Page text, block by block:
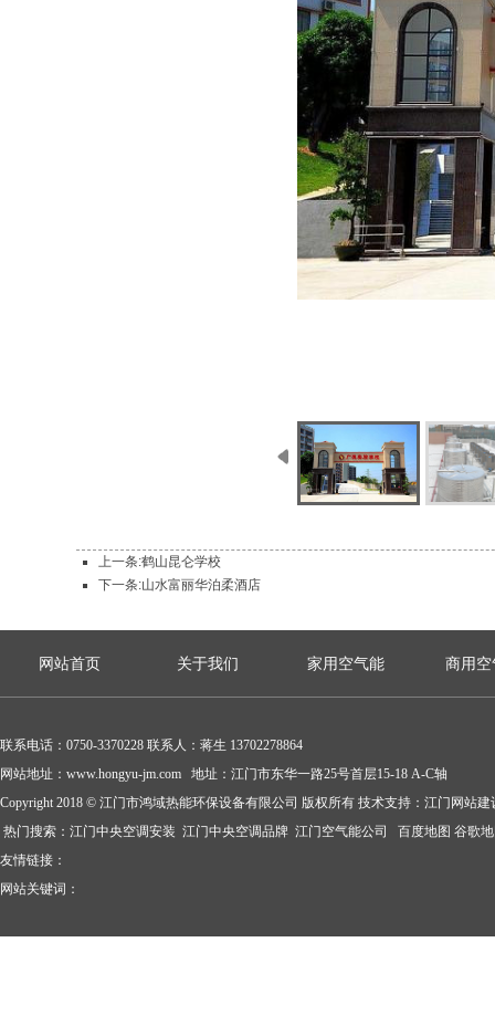
上一条:鹤山昆仑学校
下一条:山水富丽华泊柔酒店
网站首页 关于我们 家用空气能 商用空
联系电话：0750-3370228 联系人：蒋生 13702278864
网站地址： www.hongyu-jm.com 地址：江门市东华一路25号首层15-18 A-C轴
Copyright 2018 © 江门市鸿域热能环保设备有限公司 版权所有 技术支持 ： 江门网站建
热门搜索： 江门中央空调安装 江门中央空调品牌 江门空气能公司 百度地图 谷歌
友情链接：
网站关键词：